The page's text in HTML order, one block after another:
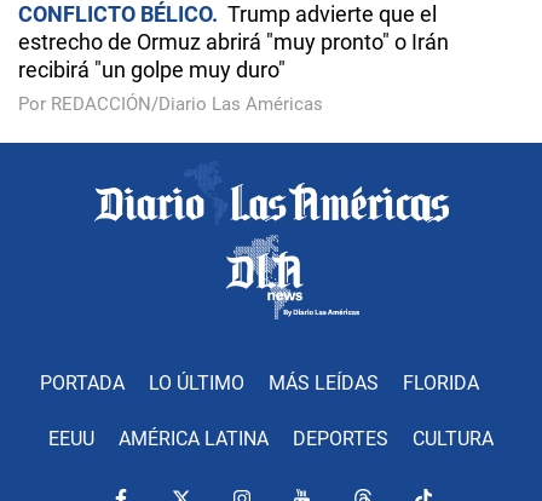
CONFLICTO BÉLICO
Trump advierte que el
estrecho de Ormuz abrirá "muy pronto" o Irán
recibirá "un golpe muy duro"
Por REDACCIÓN/Diario Las Américas
PORTADA LO ÚLTIMO MÁS LEÍDAS FLORIDA
EEUU AMÉRICA LATINA DEPORTES CULTURA